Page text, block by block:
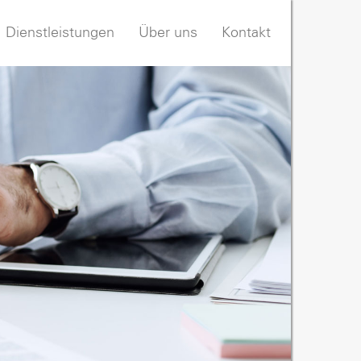
Dienstleistungen Über uns Kontakt